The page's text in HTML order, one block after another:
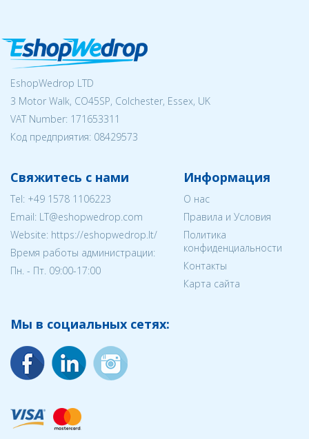
EshopWedrop LTD
3 Motor Walk, CO45SP, Colchester, Essex, UK
VAT Number: 171653311
Код предприятия: 08429573
Свяжитесь с нами
Tel: +49 1578 1106223
Email: LT@eshopwedrop.com
Website: https://eshopwedrop.lt/
Время работы администрации:
Пн. - Пт. 09:00-17:00
Информация
О нас
Правила и Условия
Политика
конфиденциальности
Контакты
Карта сайта
Мы в социальных сетях: